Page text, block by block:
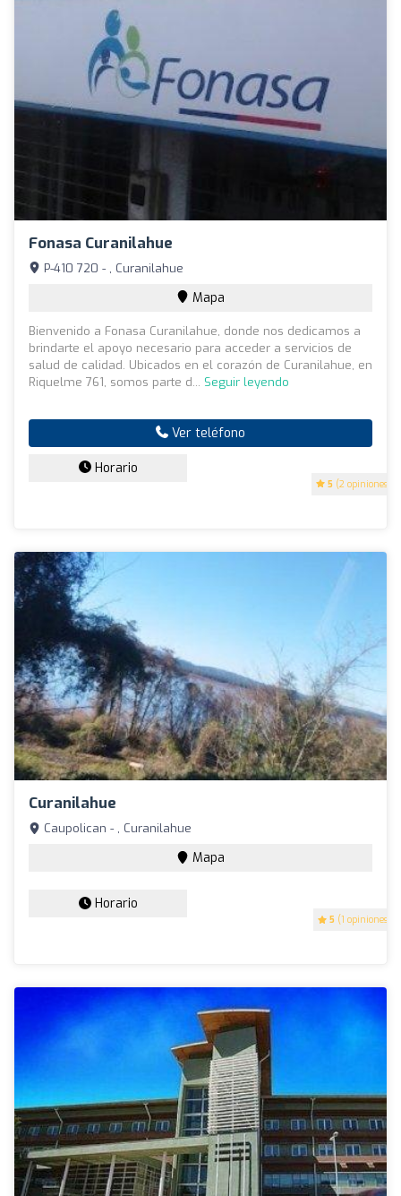
Fonasa Curanilahue
5 (2 opiniones)
P-410 720 - , Curanilahue
Mapa
Bienvenido a Fonasa Curanilahue, donde nos dedicamos a
brindarte el apoyo necesario para acceder a servicios de
salud de calidad. Ubicados en el corazón de Curanilahue, en
Riquelme 761, somos parte d... Seguir leyendo
Ver teléfono
Horario
Curanilahue
5 (1 opiniones)
Caupolican - , Curanilahue
Mapa
Horario